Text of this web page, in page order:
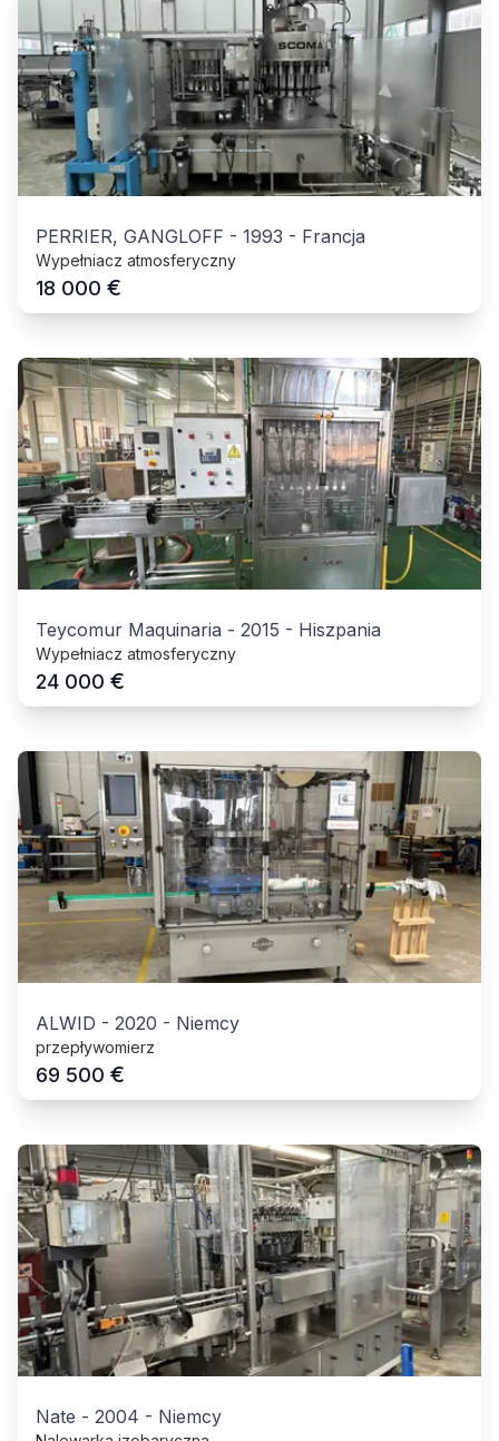
PERRIER, GANGLOFF - 1993 - Francja
Wypełniacz atmosferyczny
18 000 €
Teycomur Maquinaria - 2015 - Hiszpania
Wypełniacz atmosferyczny
24 000 €
ALWID - 2020 - Niemcy
przepływomierz
69 500 €
Nate - 2004 - Niemcy